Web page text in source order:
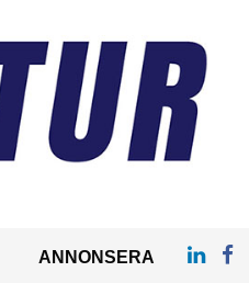
ANNONSERA